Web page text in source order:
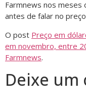
Farmnews nos meses
antes de falar no
O post Preço em
em novembro, entre
Farmnews.
Deixe